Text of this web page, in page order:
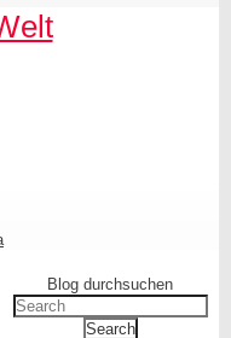
Blog durchsuchen
Search
for: